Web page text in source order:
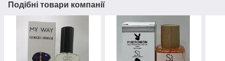
Подібні товари компанії